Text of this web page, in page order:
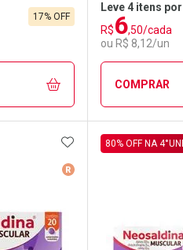
17% OFF
FECHAR
FECHAR
Leve 4 itens por
R$6,50/cada
ou R$ 8,12/un
COMPRAR
Medicamento De
ADICIONAR AOS
80% OFF NA